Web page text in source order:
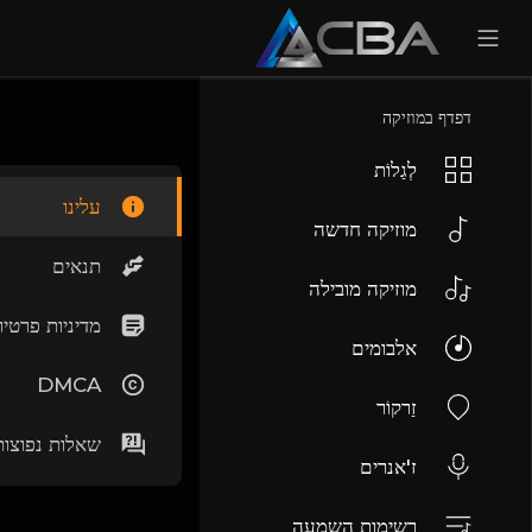
דפדף במוזיקה
לְגַלוֹת
מוזיקה חדשה
מוזיקה מובילה
אלבומים
זַרקוֹר
ז'אנרים
רשימות השמעה
עלינו
תנאים
מדיניות
DMCA
שאלות